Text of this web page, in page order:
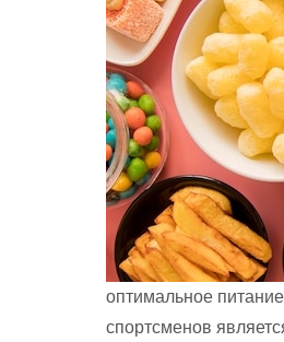
оптимальное
спортсменов